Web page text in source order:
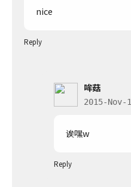
nice
Reply
哞菇
2015-Nov-1
诶嘿w
Reply